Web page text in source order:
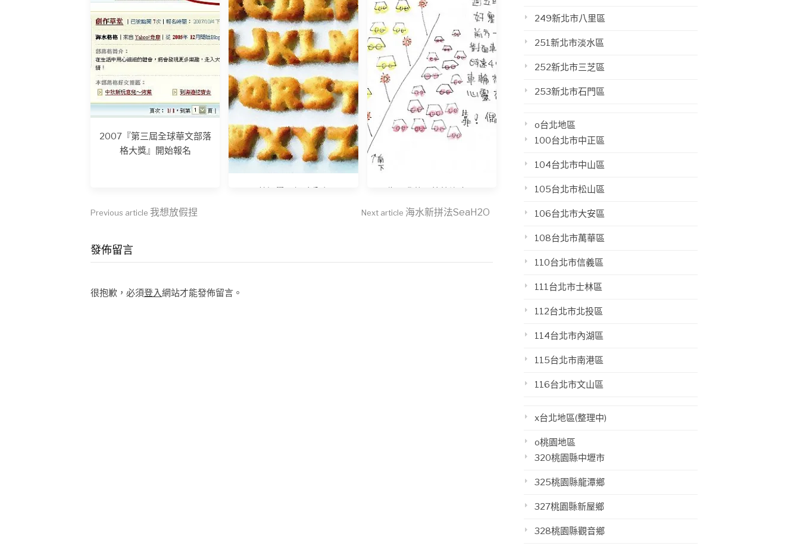
2007『第三屆全球華文部落
格大獎』開始報名
Continue
Reading
Previous article 我想放假捏 Next article 海水新拼法SeaH2O
發佈留言
很抱歉，必須登入網站才能發佈留言。
249新北市八里區
251新北市淡水區
252新北市三芝區
253新北市石門區
o台北地區
100台北市中正區
104台北市中山區
105台北市松山區
106台北市大安區
108台北市萬華區
110台北市信義區
111台北市士林區
112台北市北投區
114台北市內湖區
115台北市南港區
116台北市文山區
x台北地區(整理中)
o桃園地區
320桃園縣中壢市
325桃園縣龍潭鄉
327桃園縣新屋鄉
328桃園縣觀音鄉